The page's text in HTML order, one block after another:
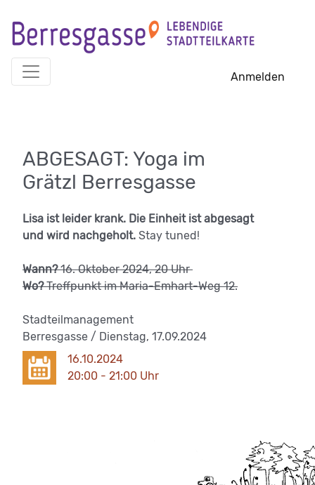
content
Anmelden
ABGESAGT: Yoga im
Grätzl Berresgasse
Lisa ist leider krank. Die Einheit ist abgesagt
und wird nachgeholt. Stay tuned!
Wann?16. Oktober 2024, 20 Uhr
Wo?Treffpunkt im Maria-Emhart-Weg 12.
Stadteilmanagement
Berresgasse / Dienstag, 17.09.2024
16.10.2024
20:00 - 21:00 Uhr